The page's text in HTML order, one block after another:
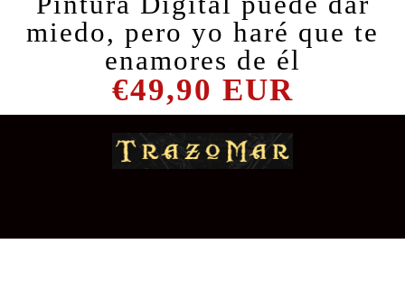
miedo, pero yo haré que te
enamores de él
€49,90 EUR